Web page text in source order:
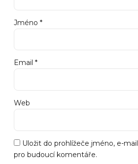
Jméno *
Email *
Web
Uložit do prohlížeče jméno, e-
pro budoucí komentáře.